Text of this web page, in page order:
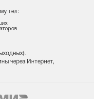
тел:
).
через Интернет,